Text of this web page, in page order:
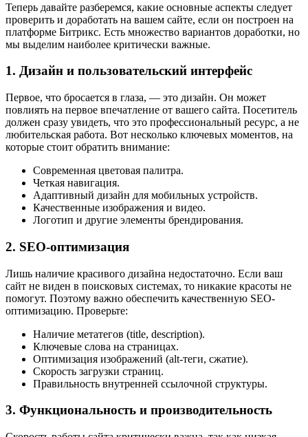
Теперь давайте разберемся, какие основные аспекты следует
проверить и доработать на вашем сайте, если он построен на
платформе Битрикс. Есть множество вариантов доработки, но
мы выделим наиболее критически важные.
1. Дизайн и пользовательский интерфейс
Первое, что бросается в глаза, — это дизайн. Он может
повлиять на первое впечатление от вашего сайта. Посетитель
должен сразу увидеть, что это профессиональный ресурс, а не
любительская работа. Вот несколько ключевых моментов, на
которые стоит обратить внимание:
Современная цветовая палитра.
Четкая навигация.
Адаптивный дизайн для мобильных устройств.
Качественные изображения и видео.
Логотип и другие элементы брендирования.
2. SEO-оптимизация
Лишь наличие красивого дизайна недостаточно. Если ваш
сайт не виден в поисковых системах, то никакие красоты не
помогут. Поэтому важно обеспечить качественную SEO-
оптимизацию. Проверьте:
Наличие метатегов (title, description).
Ключевые слова на страницах.
Оптимизация изображений (alt-теги, сжатие).
Скорость загрузки страниц.
Правильность внутренней ссылочной структуры.
3. Функциональность и производительность